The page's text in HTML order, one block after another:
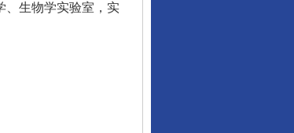
生物学实验室，实